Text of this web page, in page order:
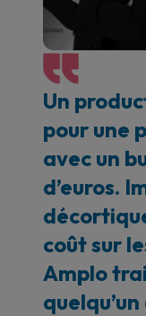
Un
pour une
avec un
d’euros.
coût sur
Amplo